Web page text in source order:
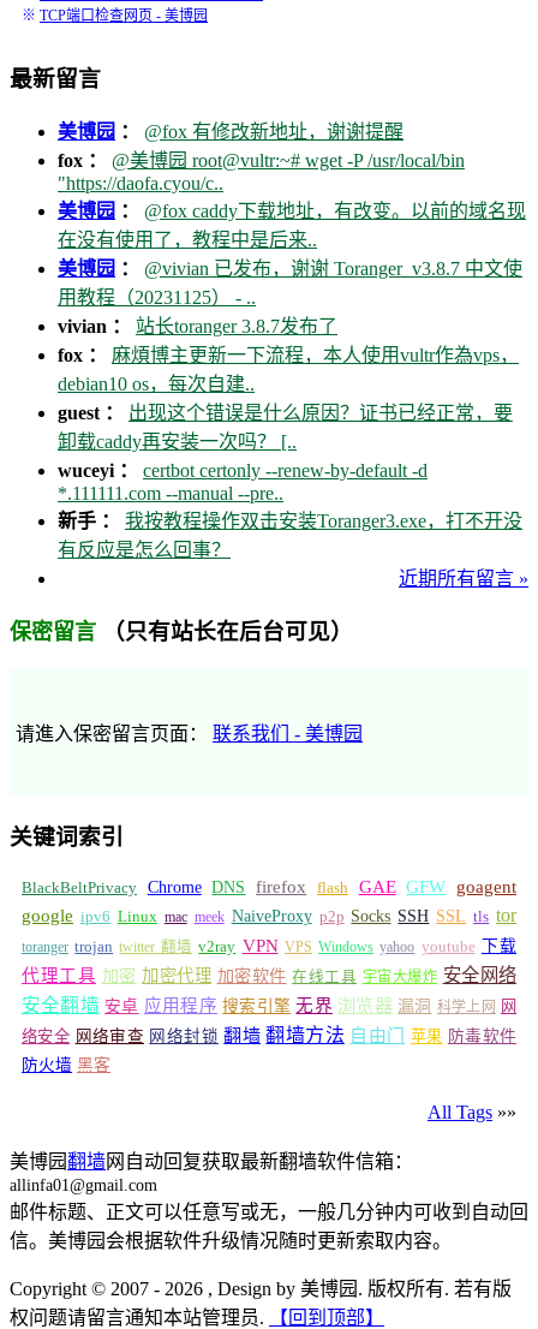
※ TCP端口检查网页 - 美博园
最新留言
美博园 ： @fox 有修改新地址，谢谢提醒
fox ： @美博园 root@vultr:~# wget -P /usr/local/bin
"https://daofa.cyou/c..
美博园 ： @fox caddy下载地址，有改变。以前的域名现
在没有使用了，教程中是后来..
美博园 ： @vivian 已发布，谢谢 Toranger_v3.8.7 中文使
用教程（20231125） - ..
vivian ： 站长toranger 3.8.7发布了
fox ： 麻煩博主更新一下流程，本人使用vultr作為vps，
debian10 os，每次自建..
guest ： 出现这个错误是什么原因？证书已经正常，要
卸载caddy再安装一次吗？ [..
wuceyi ： certbot certonly --renew-by-default -d
*.111111.com --manual --pre..
新手 ： 我按教程操作双击安装Toranger3.exe，打不开没
有反应是怎么回事？
近期所有留言 »
保密留言 （只有站长在后台可见）
请進入保密留言页面： 联系我们 - 美博园
关键词索引
BlackBeltPrivacy Chrome DNS firefox flash GAE GFW
goagent
google ipv6 Linux mac meek NaiveProxy p2p Socks SSH SSL tls tor
toranger trojan twitter 翻墙 v2ray VPN VPS Windows yahoo youtube 下载
代理工具 加密 加密代理 加密软件 在线工具 宇宙大爆炸 安全网络
安全翻墙 安卓 应用程序 搜索引擎 无界 浏览器 漏洞 科学上网 网
络安全 网络审查 网络封锁 翻墙 翻墙方法 自由门 苹果 防毒软件
防火墙 黑客
All Tags »»
美博园翻墙网自动回复获取最新翻墙软件信箱：
allinfa01@gmail.com
邮件标题、正文可以任意写或无，一般几分钟内可收到自动回
信。美博园会根据软件升级情况随时更新索取内容。
Copyright © 2007 - 2026 , Design by 美博园. 版权所有. 若有版
权问题请留言通知本站管理员.
【回到顶部】